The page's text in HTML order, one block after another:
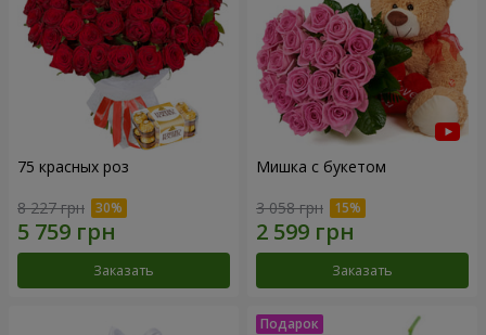
75 красных роз
8 227 грн
Заказать
Мишка с букетом
3 058 грн
Заказать